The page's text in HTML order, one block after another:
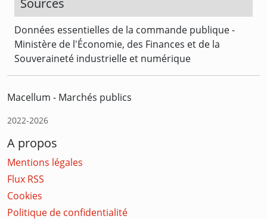
Données essentielles de la commande publique -
Ministère de l'Économie, des Finances et de la
Souveraineté industrielle et numérique
Macellum - Marchés publics
2022-2026
A propos
Mentions légales
Flux RSS
Cookies
Politique de confidentialité